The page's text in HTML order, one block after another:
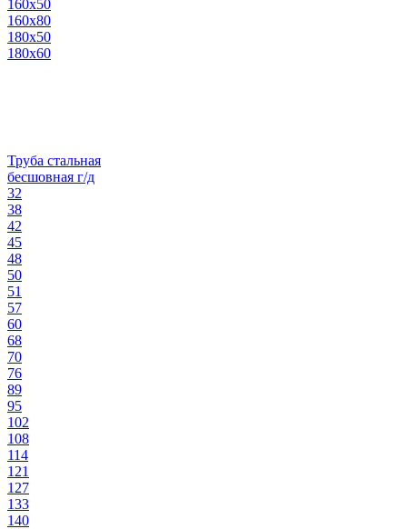
160х50
160х80
180х50
180х60
Труба стальная
бесшовная г/д
32
38
42
45
48
50
51
57
60
68
70
76
89
95
102
108
114
121
127
133
140